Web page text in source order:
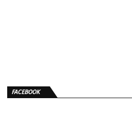
FACEBOOK